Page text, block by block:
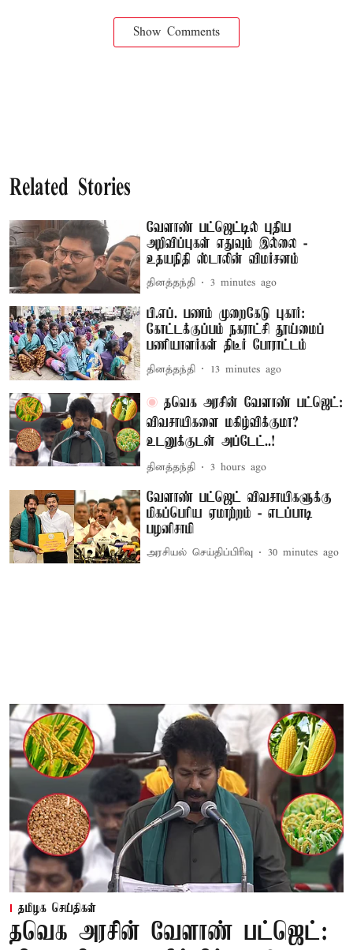
Show Comments
Related Stories
வேளாண் பட்ஜெட்டில் புதிய
அறிவிப்புகள் எதுவும் இல்லை -
உதயநிதி ஸ்டாலின் விமர்சனம்
தினத்தந்தி 3 minutes ago
பி.எப். பணம் முறைகேடு புகார்:
கோட்டக்குப்பம் நகராட்சி தூய்மைப்
பணியாளர்கள் திடீர் போராட்டம்
தினத்தந்தி 13 minutes ago
தவெக அரசின் வேளாண் பட்ஜெட்:
விவசாயிகளை மகிழ்விக்குமா?
உடனுக்குடன் அப்டேட்..!
தினத்தந்தி 3 hours ago
வேளாண் பட்ஜெட் விவசாயிகளுக்கு
மிகப்பெரிய ஏமாற்றம் - எடப்பாடி
பழனிசாமி
அரசியல் செய்திப்பிரிவு 30 minutes ago
தமிழக செய்திகள்
தவெக அரசின் வேளாண் பட்ஜெட்: